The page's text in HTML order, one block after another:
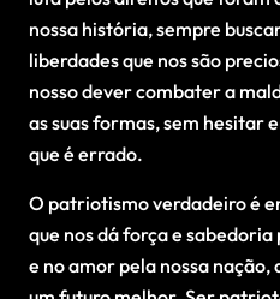
nossa história, sempre
liberdades que nos são
nosso dever combater a
as suas formas, sem hesitar
que é errado.
O patriotismo verdadeiro é
que nos dá força e
e no amor pela nossa